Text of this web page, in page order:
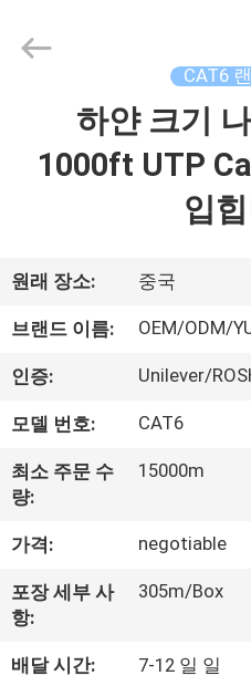
동
영
상
우
리
대
하
2026
Guangdong
Reserved.
CAT6
하얀 크기
1000ft UTP
입
원래 장소: 중국
브랜드 이름: OEM/ODM/
인증: Unilever/
모델 번호: CAT6
최소 주문 수
량:
15000m
가격: negotiable
포장 세부 사
항:
305m/Box
배달 시간: 7-12 일 일